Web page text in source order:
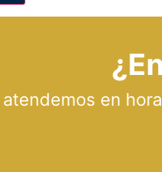
atendemos en